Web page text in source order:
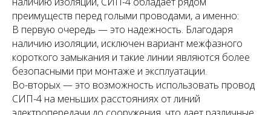
преимуществ перед голыми проводами, а именно:
В первую очередь — это надежность. Благодаря
наличию изоляции, исключен вариант межфазного
короткого замыкания и такие линии являются более
безопасными при монтаже и эксплуатации.
Во-вторых — это возможность использовать провод
СИП-4 на меньших расстояниях от линий